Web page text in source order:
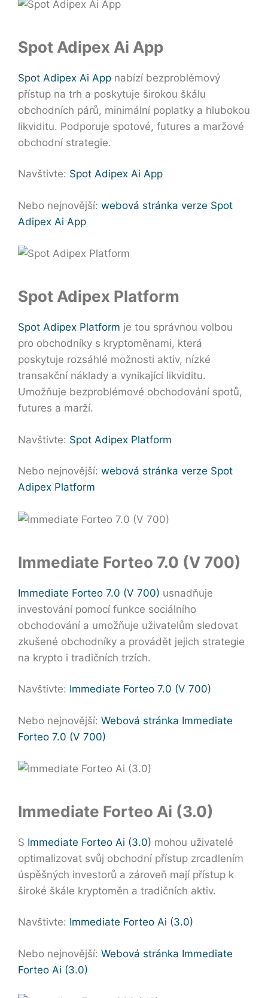
Spot Adipex Ai App
Spot Adipex Ai App nabízí bezproblémový
přístup na trh a poskytuje širokou škálu
obchodních párů, minimální poplatky a hlubokou
likviditu. Podporuje spotové, futures a maržové
obchodní strategie.
Navštivte: Spot Adipex Ai App
Nebo nejnovější: webová stránka verze Spot
Adipex Ai App
Spot Adipex Platform
Spot Adipex Platform je tou správnou volbou
pro obchodníky s kryptoměnami, která
poskytuje rozsáhlé možnosti aktiv, nízké
transakční náklady a vynikající likviditu.
Umožňuje bezproblémové obchodování spotů,
futures a marží.
Navštivte: Spot Adipex Platform
Nebo nejnovější: webová stránka verze Spot
Adipex Platform
Immediate Forteo 7.0 (V 700)
Immediate Forteo 7.0 (V 700) usnadňuje
investování pomocí funkce sociálního
obchodování a umožňuje uživatelům sledovat
zkušené obchodníky a provádět jejich strategie
na krypto i tradičních trzích.
Navštivte: Immediate Forteo 7.0 (V 700)
Nebo nejnovější: Webová stránka Immediate
Forteo 7.0 (V 700)
Immediate Forteo Ai (3.0)
S Immediate Forteo Ai (3.0) mohou uživatelé
optimalizovat svůj obchodní přístup zrcadlením
úspěšných investorů a zároveň mají přístup k
široké škále kryptoměn a tradičních aktiv.
Navštivte: Immediate Forteo Ai (3.0)
Nebo nejnovější: Webová stránka Immediate
Forteo Ai (3.0)